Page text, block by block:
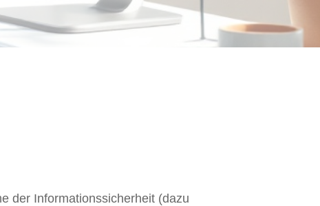
der Informationssicherheit (dazu